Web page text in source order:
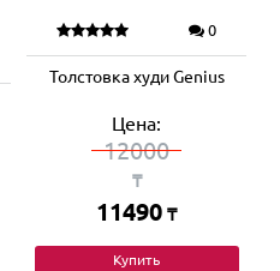
0
Толстовка худи Genius
Цена:
12000
₸
11490 ₸
Купить